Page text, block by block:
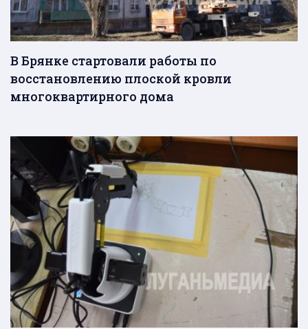
В Брянке стартовали работы по
восстановлению плоской кровли
многоквартирного дома